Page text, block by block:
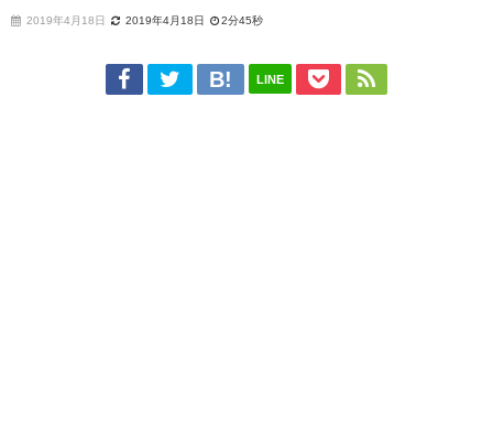
2019年4月18日 2019年4月18日 2分45秒
LINE